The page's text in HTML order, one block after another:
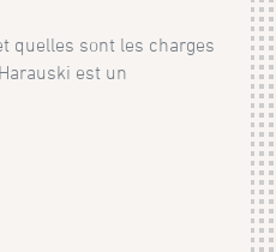
quelles sont les charges
est un